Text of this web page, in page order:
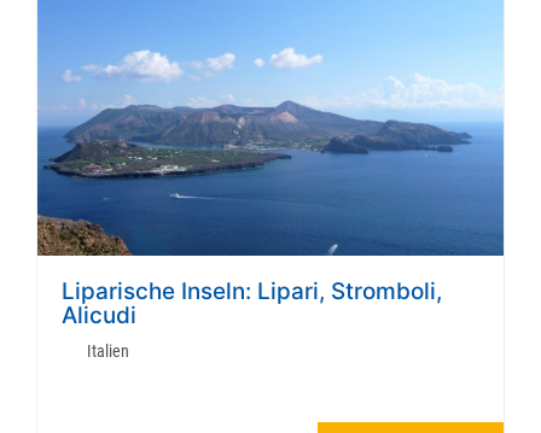
Liparische Inseln: Lipari, Stromboli,
Alicudi
Italien